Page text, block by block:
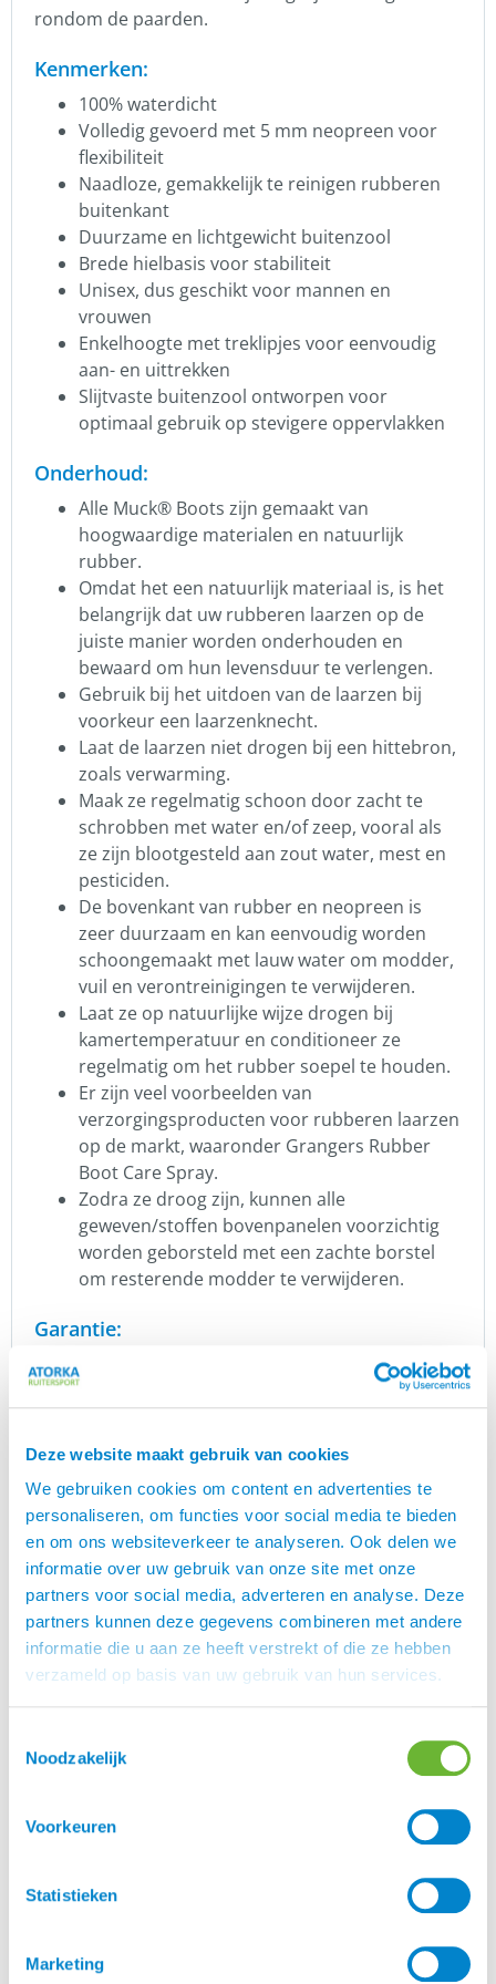
Deze website maakt gebruik van cookies
We gebruiken cookies om content en advertenties te
personaliseren, om functies voor social media te bieden
en om ons websiteverkeer te analyseren. Ook delen we
informatie over uw gebruik van onze site met onze
partners voor social media, adverteren en analyse. Deze
partners kunnen deze gegevens combineren met andere
informatie die u aan ze heeft verstrekt of die ze hebben
verzameld op basis van uw gebruik van hun services.
Noodzakelijk
Voorkeuren
Statistieken
Marketing
rondom de paarden.
Kenmerken:
100% waterdicht
Volledig gevoerd met 5 mm neopreen voor
flexibiliteit
Naadloze, gemakkelijk te reinigen rubberen
buitenkant
Duurzame en lichtgewicht buitenzool
Brede hielbasis voor stabiliteit
Unisex, dus geschikt voor mannen en
vrouwen
Enkelhoogte met treklipjes voor eenvoudig
aan- en uittrekken
Slijtvaste buitenzool ontworpen voor
optimaal gebruik op stevigere oppervlakken
Onderhoud:
Alle Muck® Boots zijn gemaakt van
hoogwaardige materialen en natuurlijk
rubber.
Omdat het een natuurlijk materiaal is, is het
belangrijk dat uw rubberen laarzen op de
juiste manier worden onderhouden en
bewaard om hun levensduur te verlengen.
Gebruik bij het uitdoen van de laarzen bij
voorkeur een laarzenknecht.
Laat de laarzen niet drogen bij een hittebron,
zoals verwarming.
Maak ze regelmatig schoon door zacht te
schrobben met water en/of zeep, vooral als
ze zijn blootgesteld aan zout water, mest en
pesticiden.
De bovenkant van rubber en neopreen is
zeer duurzaam en kan eenvoudig worden
schoongemaakt met lauw water om modder,
vuil en verontreinigingen te verwijderen.
Laat ze op natuurlijke wijze drogen bij
kamertemperatuur en conditioneer ze
regelmatig om het rubber soepel te houden.
Er zijn veel voorbeelden van
verzorgingsproducten voor rubberen laarzen
op de markt, waaronder Grangers Rubber
Boot Care Spray.
Zodra ze droog zijn, kunnen alle
geweven/stoffen bovenpanelen voorzichtig
worden geborsteld met een zachte borstel
om resterende modder te verwijderen.
Garantie:
De garantie van Muck Boots is 1 jaar op
fabrieksfouten. Deze garantie is echter niet van
Schade van buitenaf. Ook het stuk trekken
van een rits valt hieronder.
Niet onderhouden volgens de instructie (dit is
te zien bij ingedroogd rubber)
Slijtage aan de buitenkant en
binnenkant. Tip: een niet passende maat
geeft slijtage aan de binnenkant door een
continue wrijving; het dragen van dikke
wollen sokken, een andere inlegzool of
Waterdichte jassen en rijkleding
Waterdichte jassen en rijkleding is een must voor
iedereen die niet nat en/of koud wil worden tijdens
het paardrijden of tijdens een wandeling met de
Atorka heeft een uitgebreide collectie waterdichte
jassen (met een waterkolom van wel 10.000 tot
20.000 mm) van merken zoals Stierna, UHIP en
Eques. Maar ook super waterdichte rij-overalls en